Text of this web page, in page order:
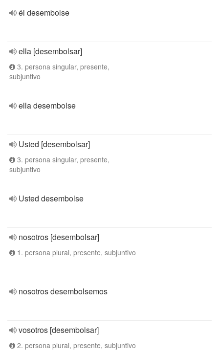
él desembolse
ella [desembolsar]
3. persona singular, presente,
subjuntivo
ella desembolse
Usted [desembolsar]
3. persona singular, presente,
subjuntivo
Usted desembolse
nosotros [desembolsar]
1. persona plural, presente, subjuntivo
nosotros desembolsemos
vosotros [desembolsar]
2. persona plural, presente, subjuntivo